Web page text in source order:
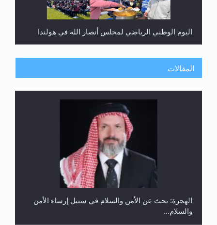
اليوم الوطني الرياضي لمجلس أنصار الله في هولندا
إتمام حفظ القرآن الكريم لثلاثة طلاب من مدرسة الحفظ
المقالات
الهجرة: بحث عن الأمن والسلام في سبيل إرساء الأمن
والسلام...